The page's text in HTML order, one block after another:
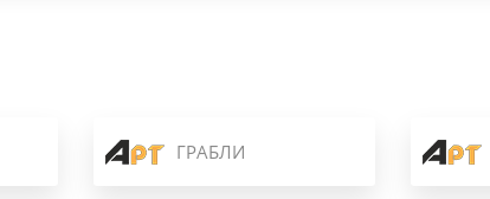
ГРАБЛИ